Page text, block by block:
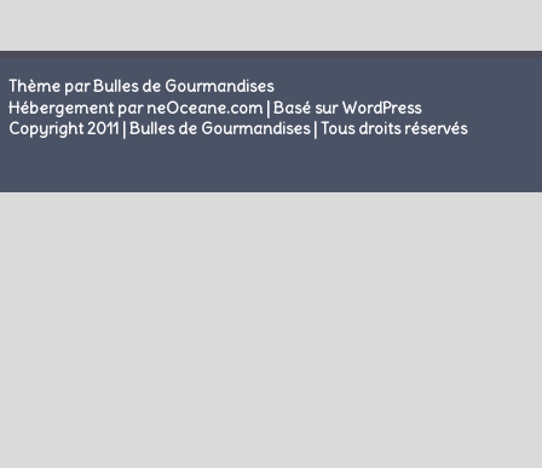
Thème par Bulles de Gourmandises
Hébergement par neOceane.com |Basé sur WordPress
Copyright 2011 | Bulles de Gourmandises | Tous droits réservés